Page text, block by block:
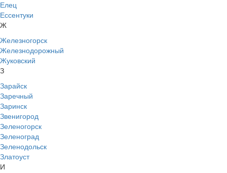
Елец
Ессентуки
Ж
Железногорск
Железнодорожный
Жуковский
З
Зарайск
Заречный
Заринск
Звенигород
Зеленогорск
Зеленоград
Зеленодольск
Златоуст
И